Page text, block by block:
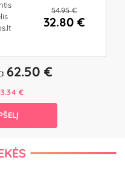
54.95 €
32.80 €
62.50 €
€